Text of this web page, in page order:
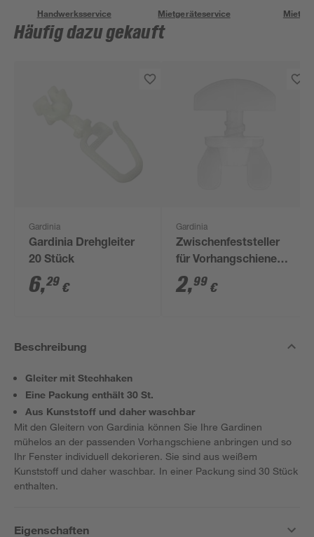
Handwerksservice Mietgeräteservice
Häufig dazu gekauft
Gardinia
Gardinia Drehgleiter
20 Stück
6,29 €
Gardinia
Zwischenfeststeller
für Vorhangschienen 6
Stück
2,99 €
Beschreibung
Gleiter mit Stechhaken
Eine Packung enthält 30 St.
Aus Kunststoff und daher waschbar
Mit den Gleitern von Gardinia können Sie Ihre Gardinen
mühelos an der passenden Vorhangschiene anbringen und so
Ihr Fenster individuell dekorieren. Sie sind aus weißem
Kunststoff und daher waschbar. In einer Packung sind 30 Stück
enthalten.
Eigenschaften